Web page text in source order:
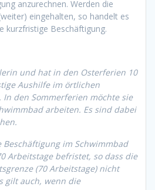
anzurechnen. Werden die
eingehalten, so handelt es
kurzfristige Beschäftigung.
und hat in den Osterferien 10
Aushilfe im örtlichen
den Sommerferien möchte sie
arbeiten. Es sind dabei
im Schwimmbad
Arbeitstage befristet, so dass die
(70 Arbeitstage) nicht
gilt auch, wenn die